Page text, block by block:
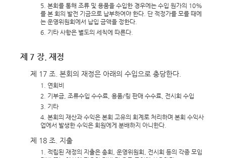
5. 본회를 통해 조류 및 용품을 수입한 경우에는 수입 원가의 10%
를 본 회의 발전 기금으로 납부하여야 한다. 단 적정가를 모를 때에
는 운영위원회에서 납입 금액을 정한다.
6. 기타 사항은 별도의 세칙에 따른다.
제 7 장. 재정
제 17 조. 본회의 재정은 아래의 수입으로 충당한다.
1. 연회비
2. 기부금, 조류수입 수수료, 용품/링 판매 수수료, 전시회 수입
3. 기타
4. 본회의 재산과 수익은 본회 고유의 회계로 처리하며 본회 수익사
업에서 발생한 수익은 회원에게 분배하지 아니한다.
제 18 조. 지출
1. 적립된 재정의 지출은 총회, 운영위원회, 전시회 등의 각종 모임